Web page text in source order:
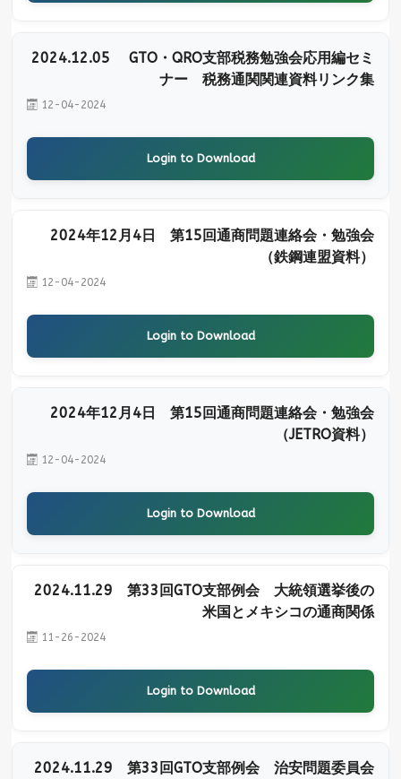
2024.12.05 GTO・QRO支部税務勉強会応用編セミ
ナー 税務通関関連資料リンク集
12-04-2024
Login to Download
2024年12月4日 第15回通商問題連絡会・勉強会
（鉄鋼連盟資料）
12-04-2024
Login to Download
2024年12月4日 第15回通商問題連絡会・勉強会
（JETRO資料）
12-04-2024
Login to Download
2024.11.29 第33回GTO支部例会 大統領選挙後の
米国とメキシコの通商関係
11-26-2024
Login to Download
2024.11.29 第33回GTO支部例会 治安問題委員会